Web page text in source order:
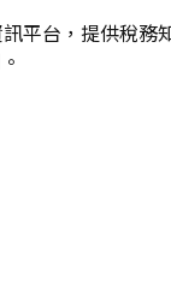
平台，提供稅務